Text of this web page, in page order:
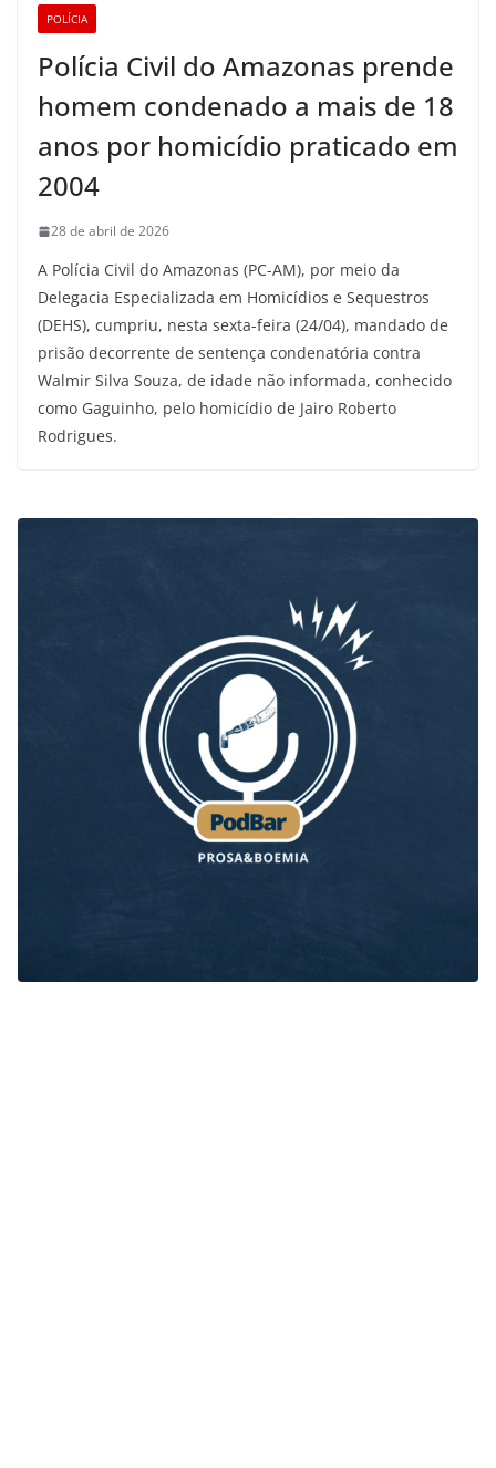
POLÍCIA
Polícia Civil do Amazonas prende
homem condenado a mais de 18
anos por homicídio praticado em
2004
28 de abril de 2026
A Polícia Civil do Amazonas (PC-AM), por meio da
Delegacia Especializada em Homicídios e Sequestros
(DEHS), cumpriu, nesta sexta-feira (24/04), mandado de
prisão decorrente de sentença condenatória contra
Walmir Silva Souza, de idade não informada, conhecido
como Gaguinho, pelo homicídio de Jairo Roberto
Rodrigues.